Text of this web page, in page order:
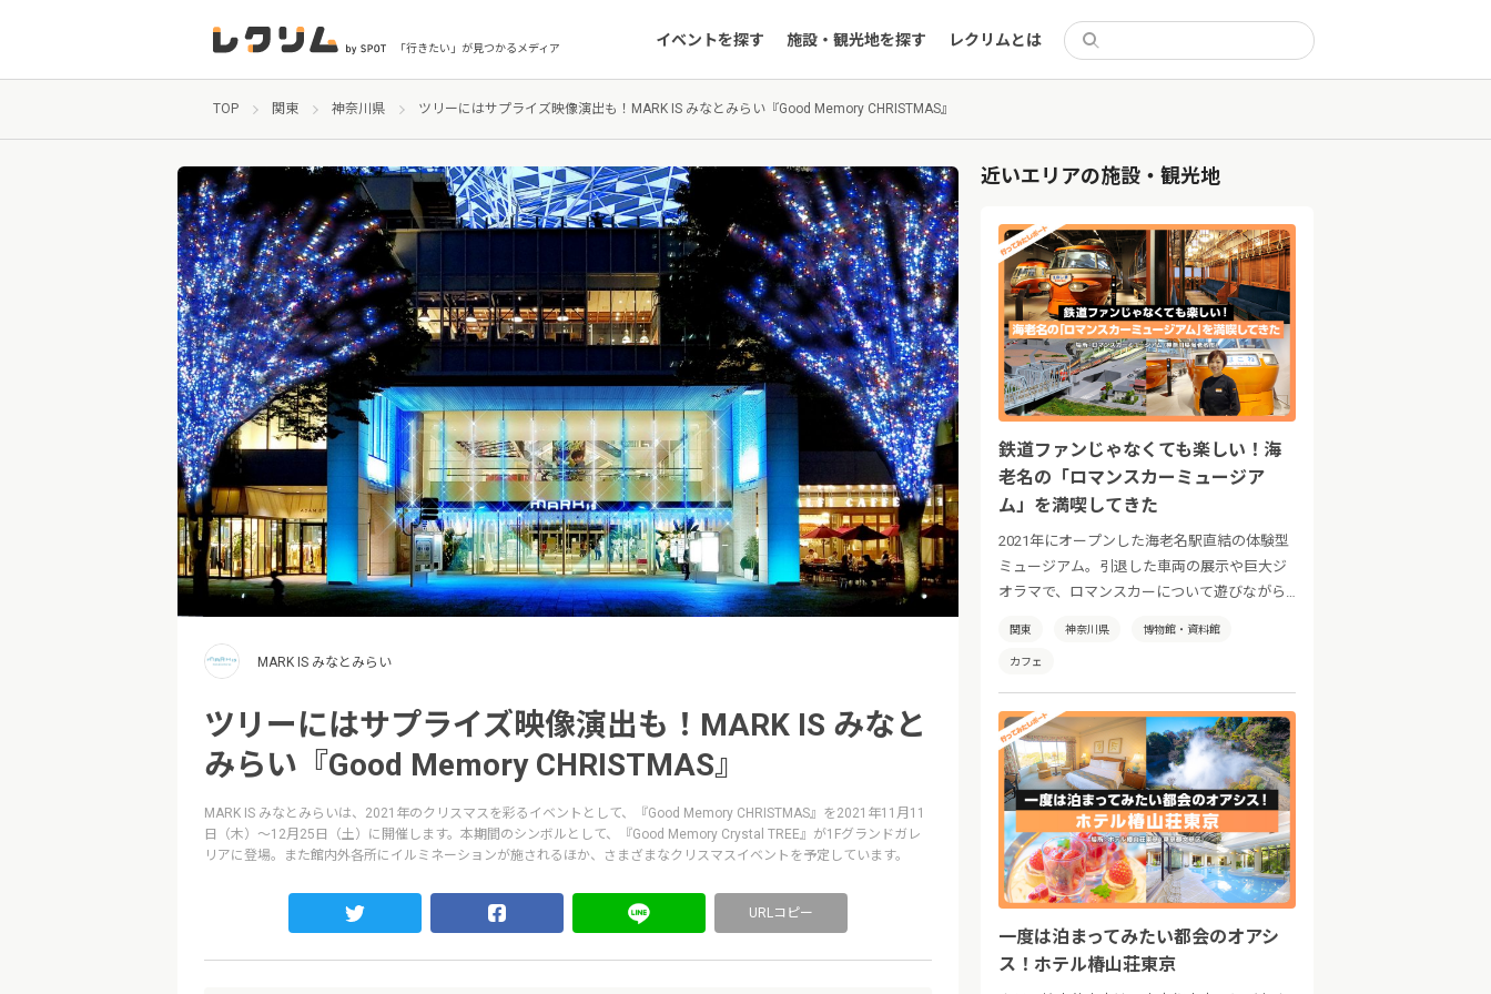
「行きたい」が見つかるメディア イベントを探す 施設・観光地を探す レクリムとは
TOP 関東 神奈川県 ツリーにはサプライズ映像演出も！MARK IS みなとみらい『Good Memory CHRISTMAS』
MARK IS みなとみらい
ツリーにはサプライズ映像演出も！MARK IS みなと
みらい『Good Memory CHRISTMAS』
MARK IS みなとみらいは、2021年のクリスマスを彩るイベントとして、『Good Memory CHRISTMAS』を2021年11月11
日（木）～12月25日（土）に開催します。本期間のシンボルとして、『Good Memory Crystal TREE』が1Fグランドガレ
リアに登場。また館内外各所にイルミネーションが施されるほか、さまざまなクリスマスイベントを予定しています。
URLコピー
近いエリアの施設・観光地
鉄道ファンじゃなくても楽しい！海
老名の「ロマンスカーミュージア
ム」を満喫してきた
2021年にオープンした海老名駅直結の体験型
ミュージアム。引退した車両の展示や巨大ジ
オラマで、ロマンスカーについて遊びながら
まで！ 鉄道ファンもそうじゃない方も楽し
める、新感覚の鉄道博物館です。
関東 神奈川県 博物館・資料館
カフェ
一度は泊まってみたい都会のオアシ
ス！ホテル椿山荘東京